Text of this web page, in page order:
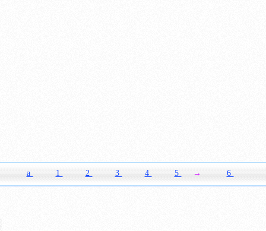
a 1 2 3 4 5 → 6